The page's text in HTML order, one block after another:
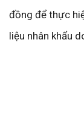
đồng để thực
liệu nhân khẩu